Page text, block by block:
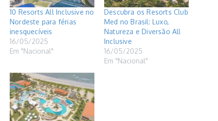
10 Resorts All Inclusive no
Nordeste para férias
inesquecíveis
16/05/2025
Em "Nacional"
Descubra os Resorts Club
Med no Brasil: Luxo,
Natureza e Diversão All
Inclusive
16/05/2025
Em "Nacional"